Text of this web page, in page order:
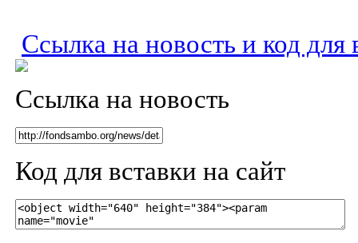
Ссылка на новость и код для
Ссылка на новость
Код для вставки на сайт